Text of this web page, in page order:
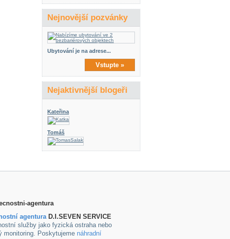
Nejnovější pozvánky
Ubytování je na adrese...
Vstupte »
Nejaktivnější blogeři
Kateřina
Tomáš
agenturaD.I.SEVEN SERVICE
služby jako fyzická ostraha nebo
monitoring. Poskytujeme náhradní